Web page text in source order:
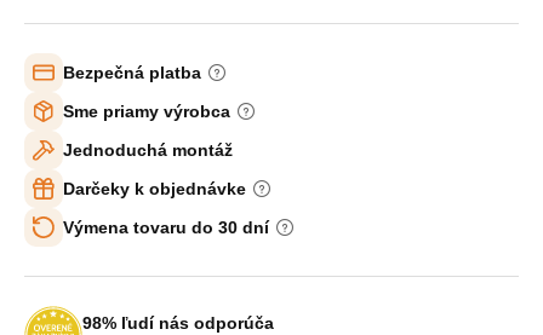
Bezpečná platba
Sme priamy výrobca
Jednoduchá montáž
Darčeky k objednávke
Výmena tovaru do 30 dní
98% ľudí nás odporúča